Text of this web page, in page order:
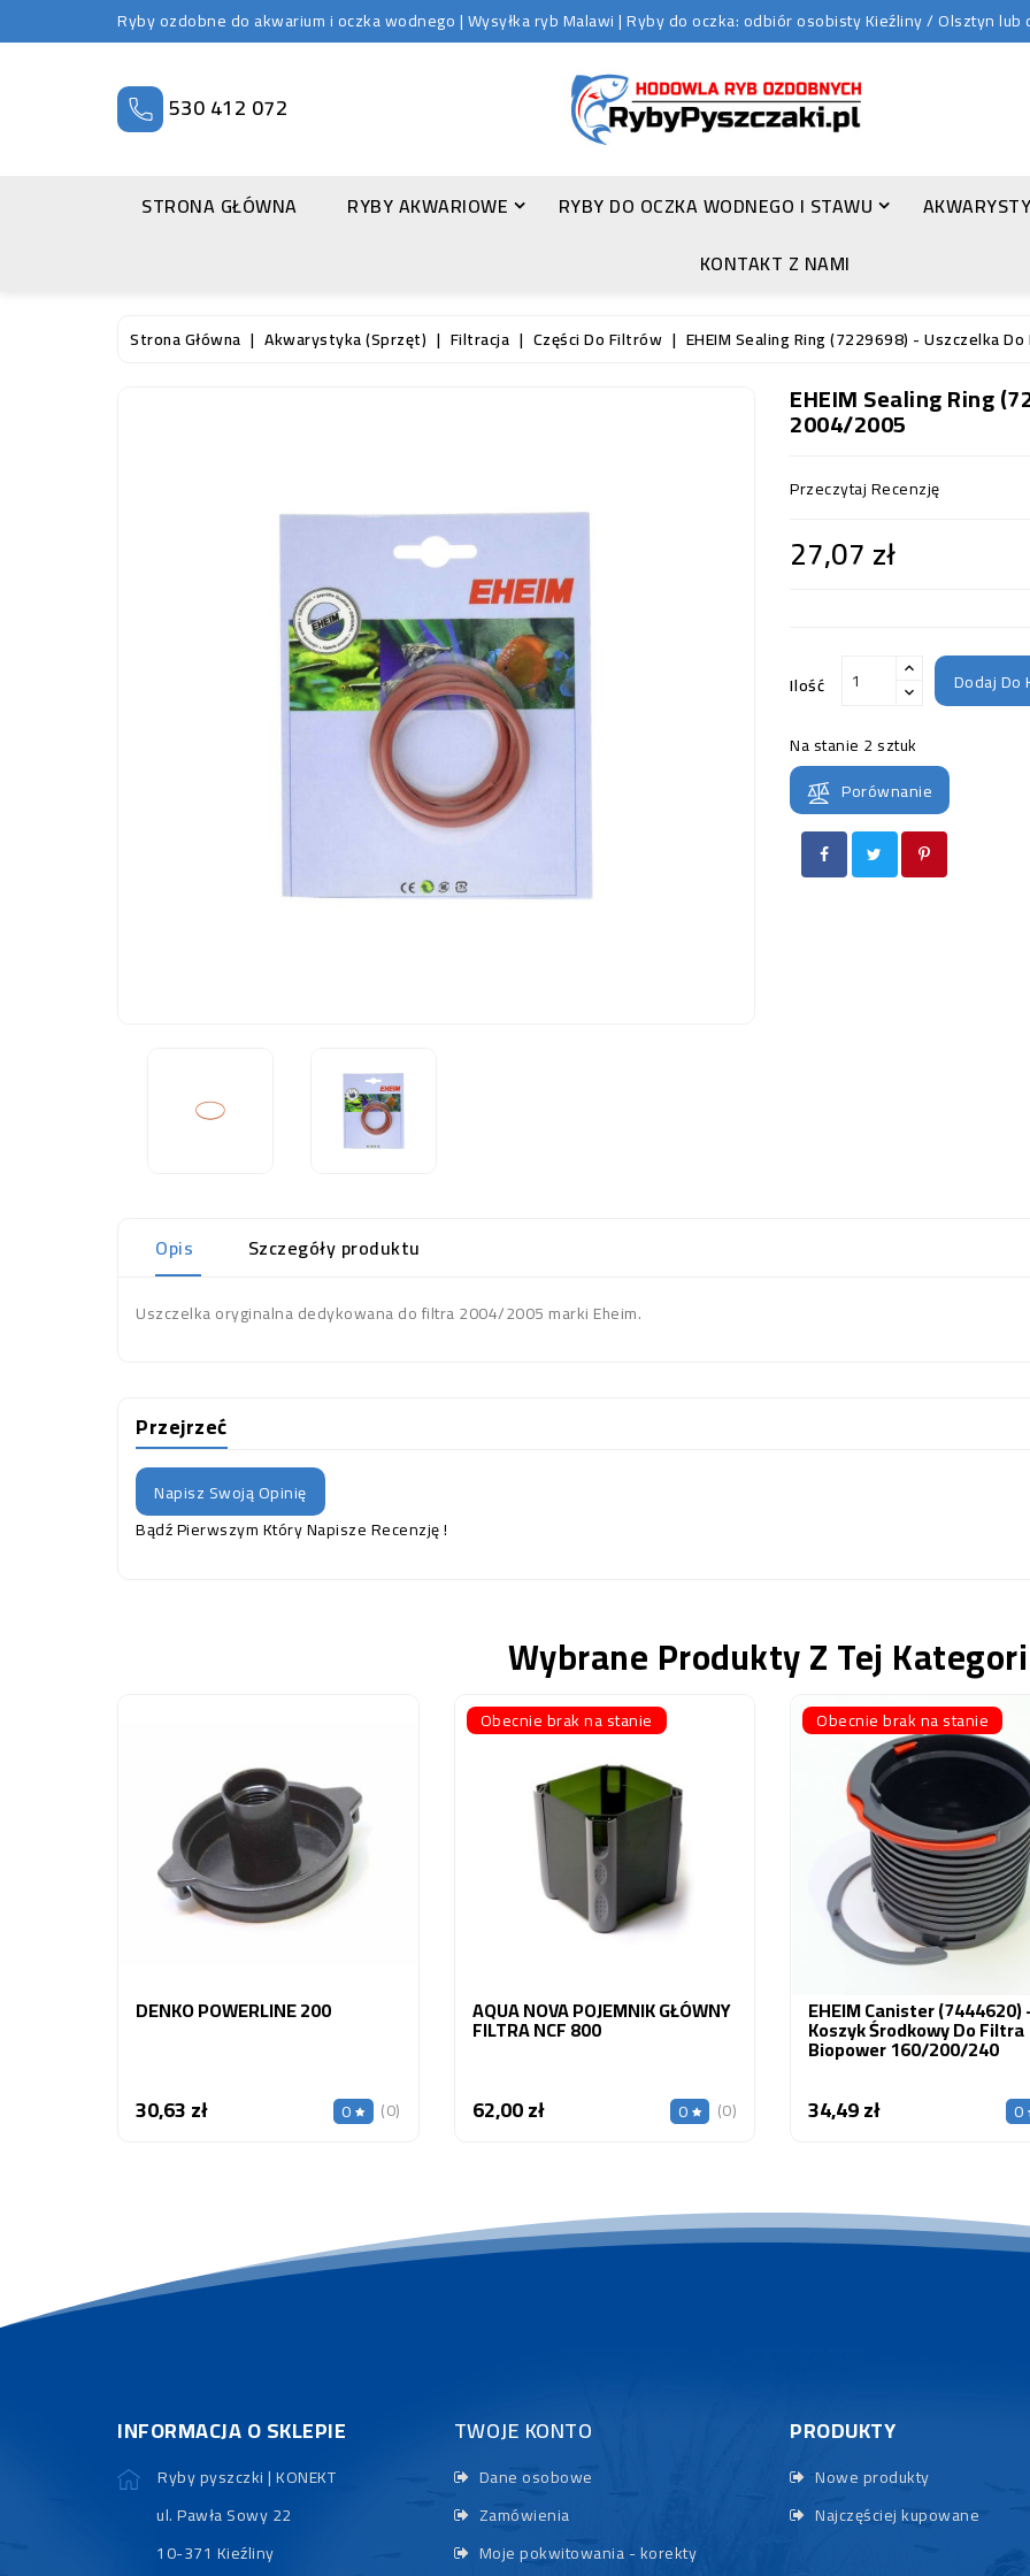
Ryby ozdobne do akwarium i oczka wodnego | Wysyłka ryb Malawi | Ryby do oczka: odbiór osobisty Kieźliny / Olsztyn
530 412 072
STRONA GŁÓWNA RYBY AKWARIOWE RYBY DO OCZKA WODNEGO I STAWU
KONTAKT Z NAMI
Strona Główna Akwarystyka (sprzęt) Filtracja Części Do Filtrów EHEIM Sealing Ring (7229698) - Uszczelka
EHEIM Sealing Ring
2004/2005
Przeczytaj Recenzję
27,07 zł
Ilość Dodaj Do
Na stanie 2 sztuk
Porównanie
Opis Szczegóły produktu
Uszczelka oryginalna dedykowana do filtra 2004/2005 marki Eheim.
Przejrzeć
Napisz Swoją Opinię
Bądź Pierwszym Który Napisze Recenzję !
Wybrane Produkty Z Tej
DENKO POWERLINE 200
30,63 złCena 0 (0)
Obecnie brak na stanie
AQUA NOVA POJEMNIK GŁÓWNY
FILTRA NCF 800
62,00 złCena 0 (0)
Obecnie brak na stanie
EHEIM Canister (7444620)
Koszyk Środkowy Do Filtra
Biopower 160/200/240
34,49 złCena 0
INFORMACJA O SKLEPIE
Ryby pyszczki | KONEKT
ul. Pawła Sowy 22
10-371 Kieźliny
TWOJE KONTO
Dane osobowe
Zamówienia
Moje pokwitowania - korekty
PRODUKTY
Nowe produkty
Najczęściej kupowane